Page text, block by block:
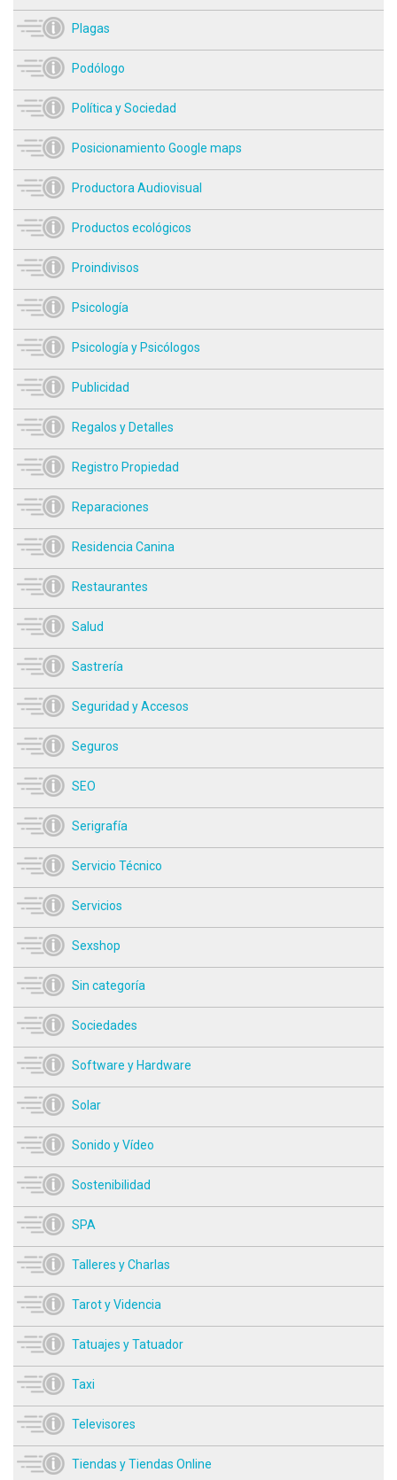
Plagas
Podólogo
Política y Sociedad
Posicionamiento Google maps
Productora Audiovisual
Productos ecológicos
Proindivisos
Psicología
Psicología y Psicólogos
Publicidad
Regalos y Detalles
Registro Propiedad
Reparaciones
Residencia Canina
Restaurantes
Salud
Sastrería
Seguridad y Accesos
Seguros
SEO
Serigrafía
Servicio Técnico
Servicios
Sexshop
Sin categoría
Sociedades
Software y Hardware
Solar
Sonido y Vídeo
Sostenibilidad
SPA
Talleres y Charlas
Tarot y Videncia
Tatuajes y Tatuador
Taxi
Televisores
Tiendas y Tiendas Online